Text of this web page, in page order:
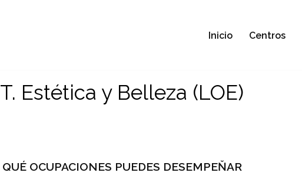
Inicio Centros
T. Estética y Belleza (LOE)
QUÉ OCUPACIONES PUEDES DESEMPEŇAR